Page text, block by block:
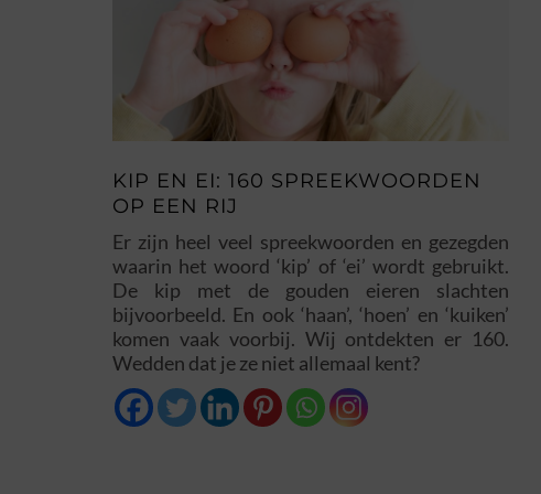
KIP EN EI: 160 SPREEKWOORDEN
OP EEN RIJ
Er zijn heel veel spreekwoorden en gezegden
waarin het woord ‘kip’ of ‘ei’ wordt gebruikt.
De kip met de gouden eieren slachten
bijvoorbeeld. En ook ‘haan’, ‘hoen’ en ‘kuiken’
komen vaak voorbij. Wij ontdekten er 160.
Wedden dat je ze niet allemaal kent?